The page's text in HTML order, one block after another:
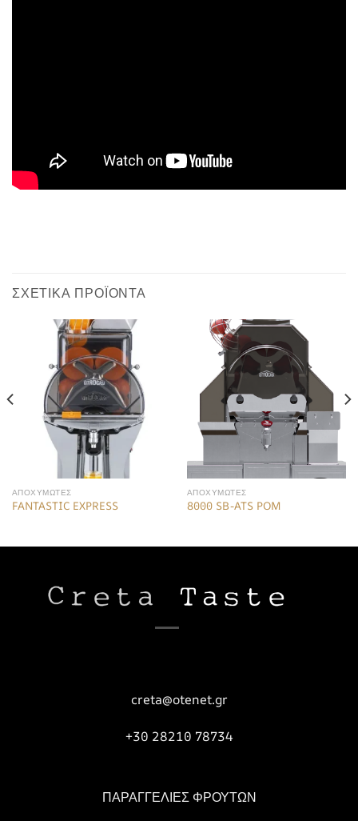
ΣΧΕΤΙΚΆ ΠΡΟΪΌΝΤΑ
ΑΠΟΧΥΜΩΤΕΣ
FANTASTIC EXPRESS
ΑΠΟΧΥΜΩΤΕΣ
8000 SB-ATS POM
creta@otenet.gr
+30 28210 78734
ΠΑΡΑΓΓΕΛΙΕΣ ΦΡΟΥΤΩΝ